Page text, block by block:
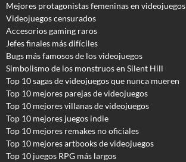
Mejores protagonistas femeninas en videojuegos
Videojuegos censurados
Accesorios gaming raros
Jefes finales más difíciles
Bugs más famosos de los videojuegos
Simbolismo de los monstruos en Silent Hill
Top 10 sagas de videojuegos que nunca mueren
Top 10 mejores parejas de videojuegos
Top 10 mejores villanas de videojuegos
Top 10 mejores juegos indie
Top 10 mejores remakes no oficiales
Top 10 mejores artbooks de videojuegos
Top 10 juegos RPG más largos